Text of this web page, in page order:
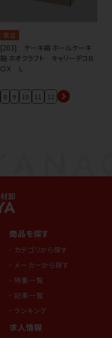
常温
[203] ケーキ箱 ホールケーキ
箱 ネオクラフト キャリーデコＢ
ＯＸ Ｌ
8 9 10 11 12
商品を探す
カテゴリから探す
メーカーから探す
特集一覧
記事一覧
ランキング
求人情報